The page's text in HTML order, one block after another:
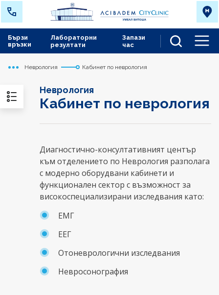
Лабораторни
резултати
Запази
час
Бързи
връзки
Начало
Сърдечно съдов център
Медицински дейности
Неврология Кабинет по неврология
Неврология
Кабинет по неврология
Диагностично-консултативният център
към отделението по Неврология разполага
с модерно оборудвани кабинети и
функционален сектор с възможност за
високоспециализирани изследвания като:
ЕМГ
ЕЕГ
Отоневрологични изследвания
Невросонография